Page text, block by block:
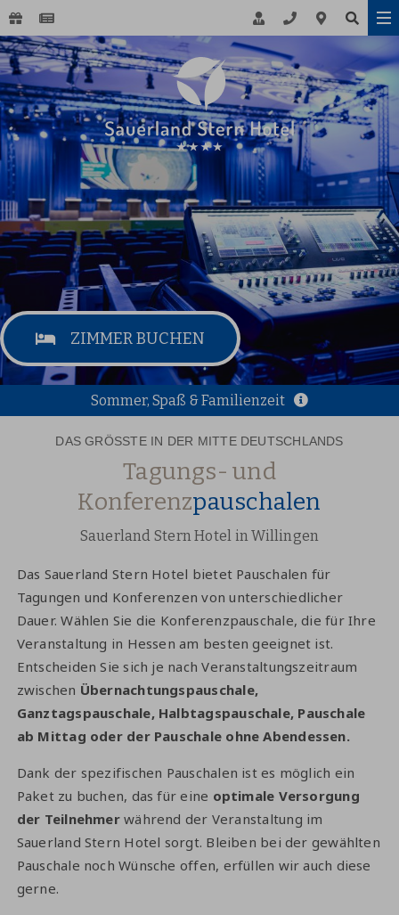
ZIMMER BUCHEN
Sommer, Spaß & Familienzeit
DAS GRÖSSTE IN DER MITTE DEUTSCHLANDS
Tagungs- und
Konferenzpauschalen
Sauerland Stern Hotel in Willingen
Das Sauerland Stern Hotel bietet Pauschalen für
Tagungen und Konferenzen von unterschiedlicher
Dauer. Wählen Sie die Konferenzpauschale, die für Ihre
Veranstaltung in Hessen am besten geeignet ist.
Entscheiden Sie sich je nach Veranstaltungszeitraum
zwischen Übernachtungspauschale,
Ganztagspauschale, Halbtagspauschale, Pauschale
ab Mittag oder der Pauschale ohne Abendessen.
Dank der spezifischen Pauschalen ist es möglich ein
Paket zu buchen, das für eine optimale Versorgung
der Teilnehmerwährend der Veranstaltung im
Sauerland Stern Hotel sorgt. Bleiben bei der gewählten
Pauschale noch Wünsche offen, erfüllen wir auch diese
gerne.